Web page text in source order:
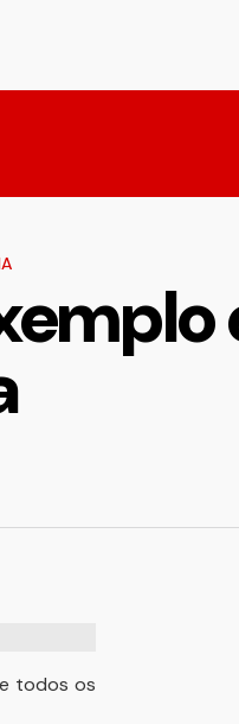
todos os